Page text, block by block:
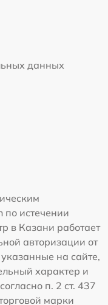
данных
по истечении
в Казани работает
авторизации от
на сайте,
характер и
п. 2 ст. 437
марки